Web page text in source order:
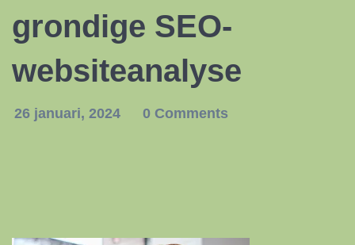
grondige SEO-
websiteanalyse
26 januari, 2024 0 Comments